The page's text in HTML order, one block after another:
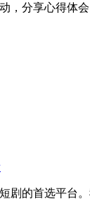
，分享心得体
剧的首选平台